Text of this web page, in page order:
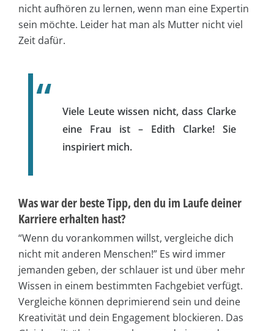
nicht aufhören zu lernen, wenn man eine Expertin
sein möchte. Leider hat man als Mutter nicht viel
Zeit dafür.
Viele Leute wissen nicht, dass Clarke
eine Frau ist – Edith Clarke! Sie
inspiriert mich.
Was war der beste Tipp, den du im Laufe deiner
Karriere erhalten hast?
“Wenn du vorankommen willst, vergleiche dich
nicht mit anderen Menschen!” Es wird immer
jemanden geben, der schlauer ist und über mehr
Wissen in einem bestimmten Fachgebiet verfügt.
Vergleiche können deprimierend sein und deine
Kreativität und dein Engagement blockieren. Das